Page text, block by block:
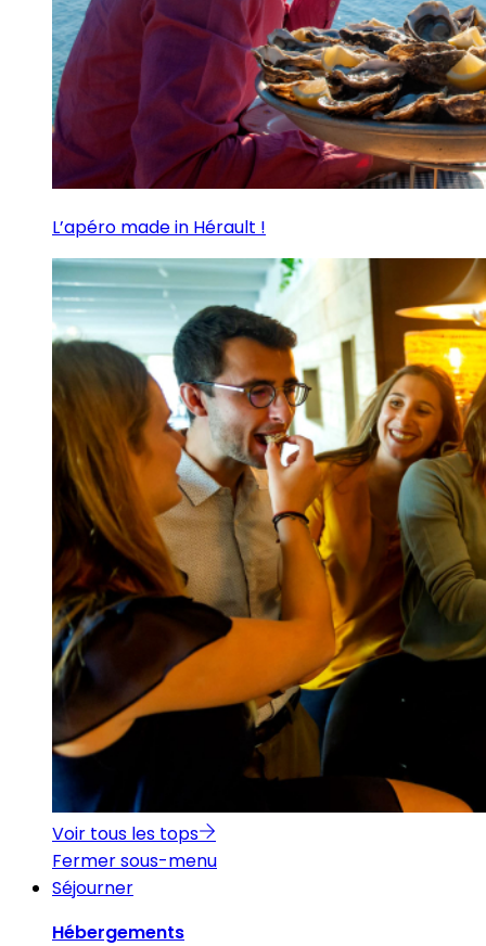
L’apéro made in Hérault !
Voir tous les tops
Fermer sous-menu
Séjourner
Hébergements